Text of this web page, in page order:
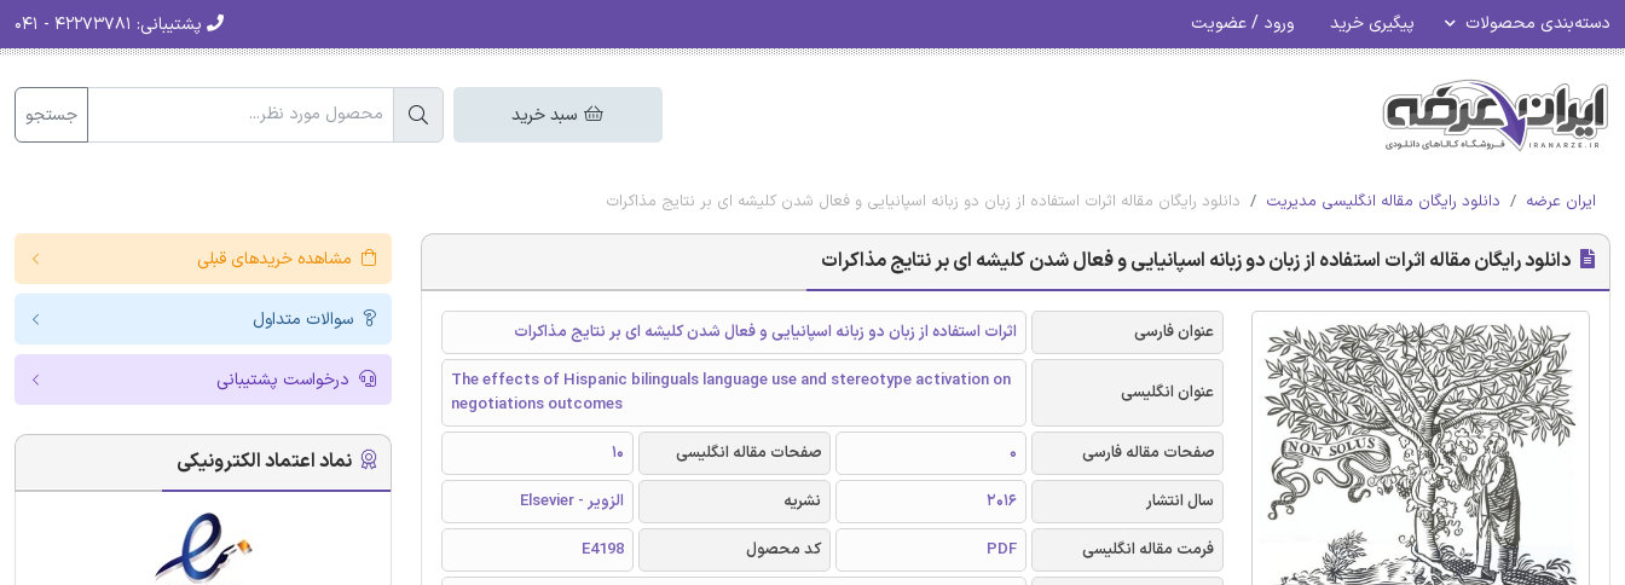
دسته‌بندی محصولات پیگیری خرید ورود / عضویت پشتیبانی:
سبد خرید جستجو
ایران عرضه دانلود رایگان مقاله انگلیسی مدیریت دانلود رایگان مقاله اثرات استفاده از زبان دو زبانه اسپانیایی و فعال شدن کلیشه ای بر نتایج مذاکرات
دانلود رایگان مقاله اثرات استفاده از زبان دو زبانه اسپانیایی و فعال شدن کلیشه ای بر نتایج مذاکرات
عنوان فارسی اثرات استفاده از زبان دو زبانه اسپانیایی و فعال شدن کلیشه ای بر نتایج مذاکرات
عنوان انگلیسی
The effects of Hispanic bilinguals language use and stereotype activation on
negotiations outcomes
صفحات مقاله فارسی
0 صفحات مقاله انگلیسی
10
سال انتشار
2016 نشریه
الزویر - Elsevier
فرمت مقاله انگلیسی
PDF کد محصول
E4198
مشاهده خریدهای قبلی
سوالات متداول
درخواست پشتیبانی
نماد اعتماد الکترونیکی